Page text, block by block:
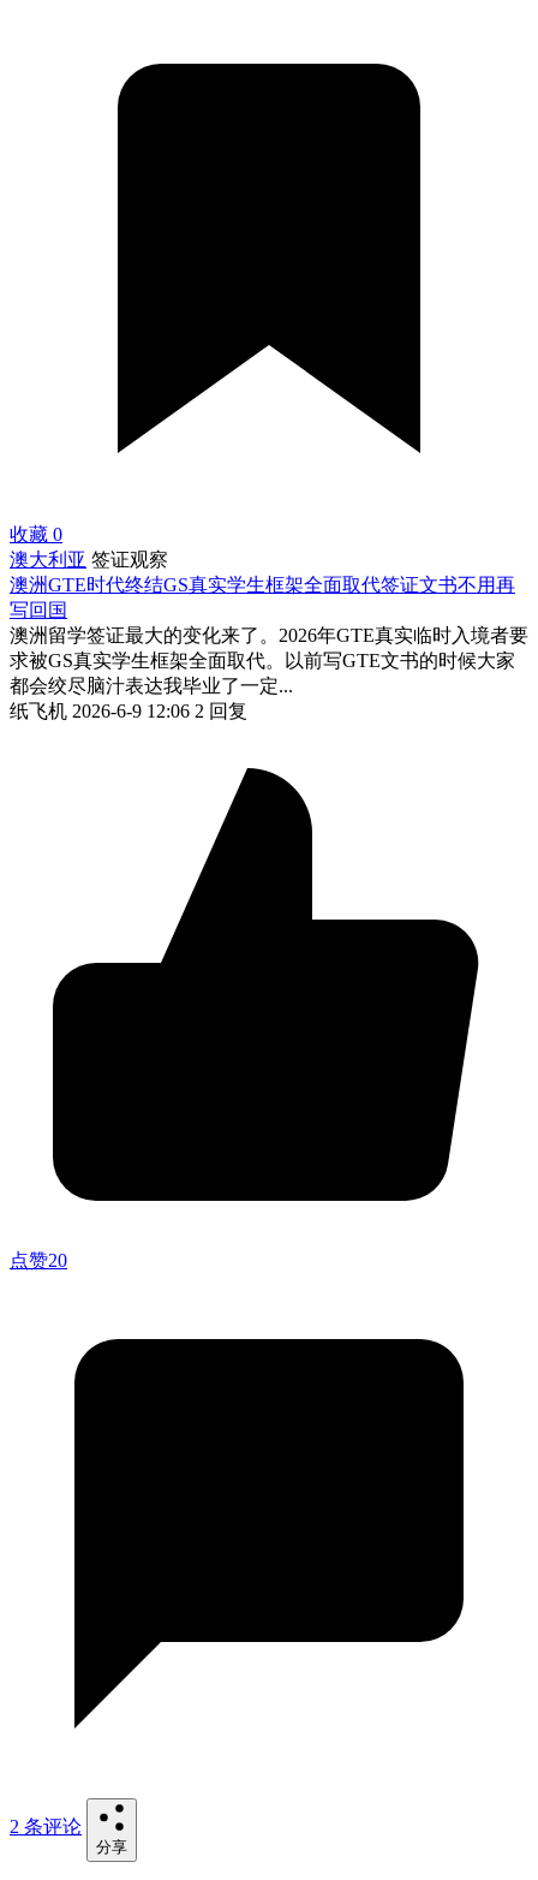
收藏 0
澳大利亚 签证观察
澳洲GTE时代终结GS真实学生框架全面取代签证文书不用再
写回国
澳洲留学签证最大的变化来了。2026年GTE真实临时入境者要
求被GS真实学生框架全面取代。以前写GTE文书的时候大家
都会绞尽脑汁表达我毕业了一定...
纸飞机 2026-6-9 12:06 2 回复
点赞20
2 条评论
分享